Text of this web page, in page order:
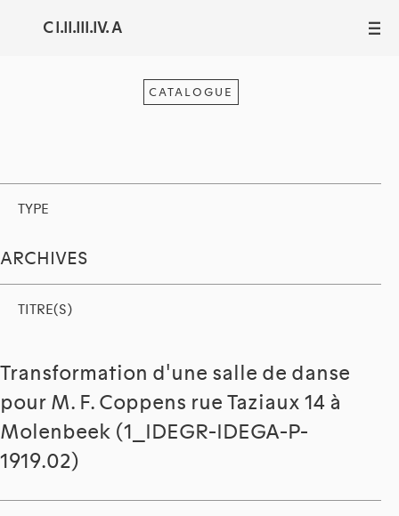
C I.II.III.IV. A III
CATALOGUE
TYPE
ARCHIVES
TITRE(S)
Transformation d'une salle de danse
pour M. F. Coppens rue Taziaux 14 à
Molenbeek (1_IDEGR-IDEGA-P-
1919.02)